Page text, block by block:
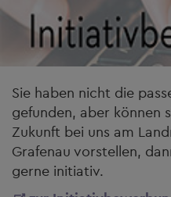
Sie haben nicht die
gefunden, aber können
Zukunft bei uns am
Grafenau vorstellen,
gerne initiativ.